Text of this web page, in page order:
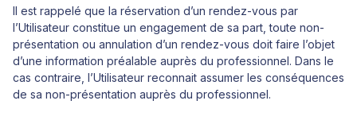
Il est rappelé que la réservation d’un rendez-vous par
l’Utilisateur constitue un engagement de sa part, toute non-
présentation ou annulation d’un rendez-vous doit faire l’objet
d’une information préalable auprès du professionnel. Dans le
cas contraire, l’Utilisateur reconnait assumer les conséquences
de sa non-présentation auprès du professionnel.